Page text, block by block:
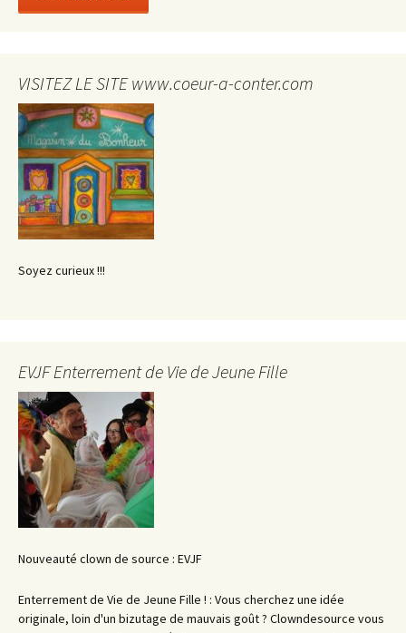
VISITEZ LE SITE www.coeur-a-conter.com
Soyez curieux !!!
EVJF Enterrement de Vie de Jeune Fille
Nouveauté clown de source : EVJF
Enterrement de Vie de Jeune Fille ! : Vous cherchez une idée
originale, loin d'un bizutage de mauvais goût ? Clowndesource vous